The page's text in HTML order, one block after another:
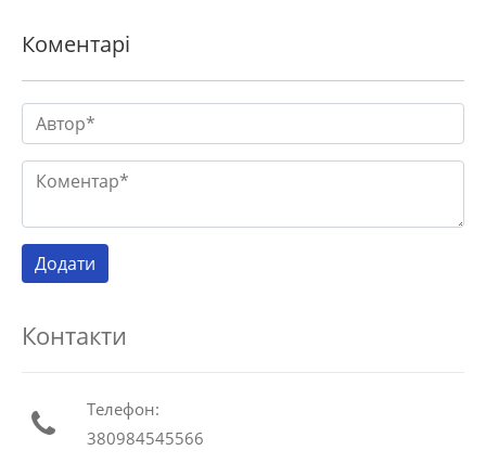
Коментарі
Контакти
Телефон:
380984545566